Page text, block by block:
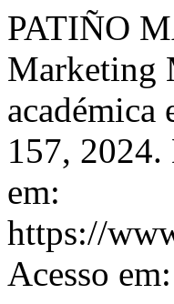
PATIÑO
Marketing
157,
em:
https://
Acesso